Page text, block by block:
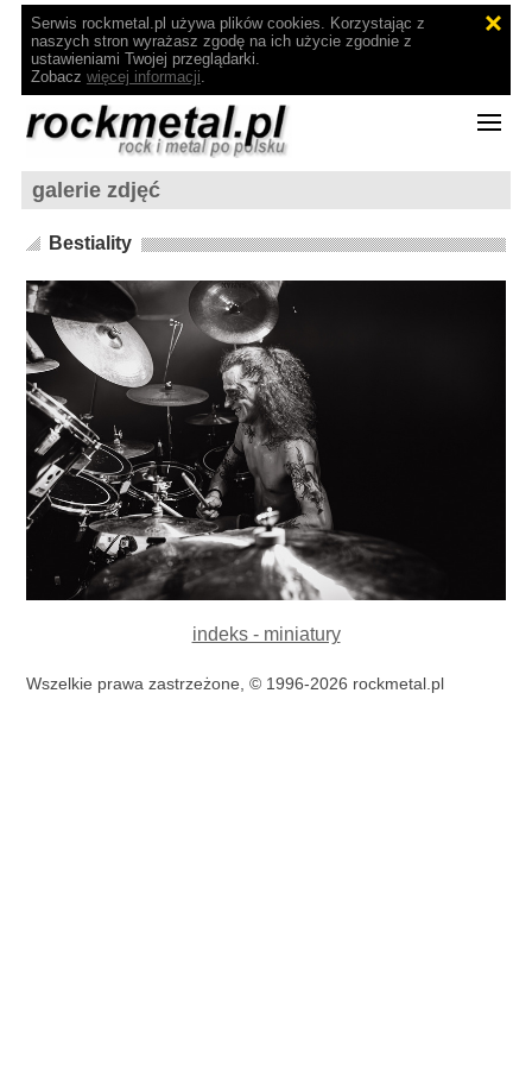
Serwis rockmetal.pl używa plików cookies. Korzystając z
naszych stron wyrażasz zgodę na ich użycie zgodnie z
ustawieniami Twojej przeglądarki.
Zobacz więcej informacji.
galerie zdjęć
Bestiality
indeks - miniatury
Wszelkie prawa zastrzeżone, © 1996-2026 rockmetal.pl